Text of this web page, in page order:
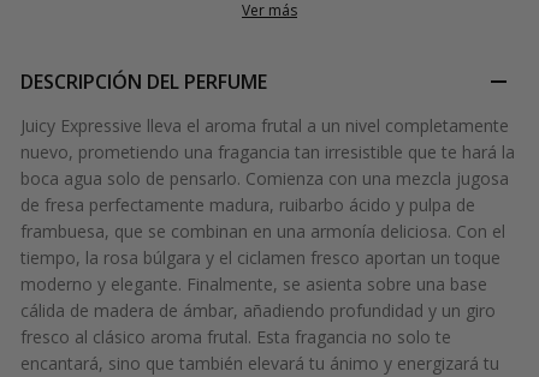
Ver más
DESCRIPCIÓN DEL PERFUME
Juicy Expressive lleva el aroma frutal a un nivel completamente
nuevo, prometiendo una fragancia tan irresistible que te hará la
boca agua solo de pensarlo. Comienza con una mezcla jugosa
de fresa perfectamente madura, ruibarbo ácido y pulpa de
frambuesa, que se combinan en una armonía deliciosa. Con el
tiempo, la rosa búlgara y el ciclamen fresco aportan un toque
moderno y elegante. Finalmente, se asienta sobre una base
cálida de madera de ámbar, añadiendo profundidad y un giro
fresco al clásico aroma frutal. Esta fragancia no solo te
encantará, sino que también elevará tu ánimo y energizará tu